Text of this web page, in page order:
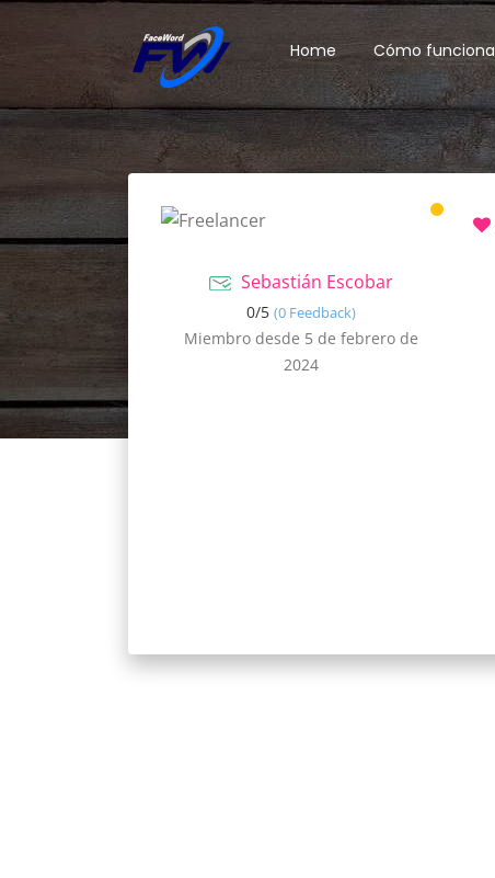
Home Cómo funciona
Sebastián Escobar
0/5 (0 Feedback)
Miembro desde 5 de febrero de
2024